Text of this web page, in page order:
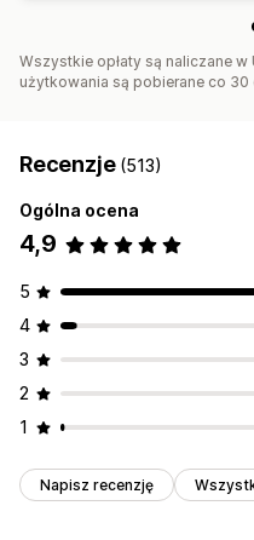
Wszystkie opłaty są naliczane w
użytkowania są pobierane co 30
Recenzje (513)
Ogólna ocena
4,9
5
4
3
2
1
Napisz recenzję